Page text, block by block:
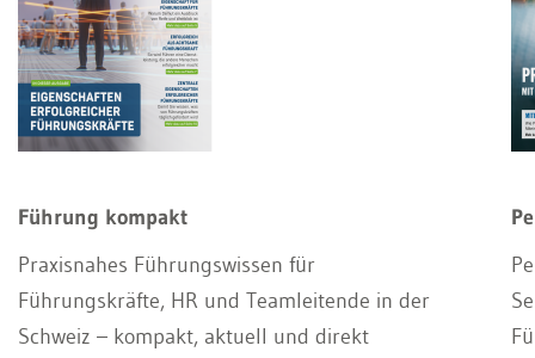
Führung kompakt
Praxisnahes Führungswissen für
Führungskräfte, HR und Teamleitende in der
Schweiz – kompakt, aktuell und direkt